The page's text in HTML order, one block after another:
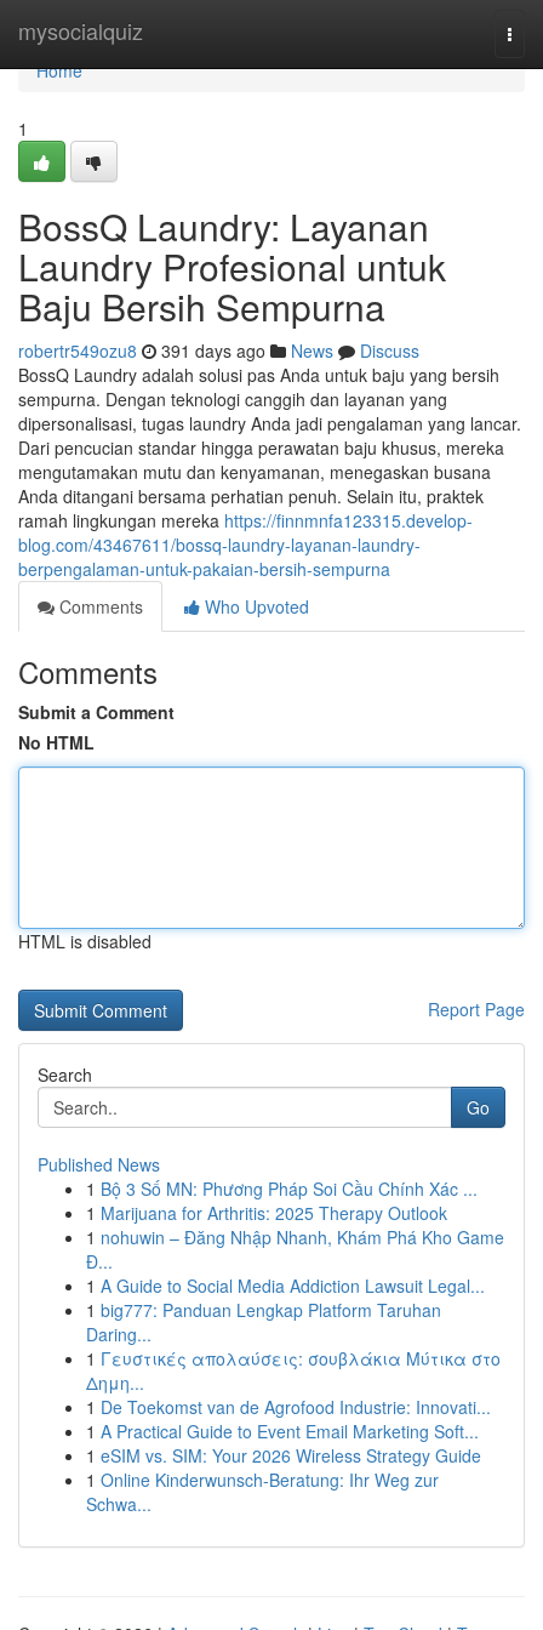
mysocialquiz
Home
Home
1
BossQ Laundry: Layanan
Laundry Profesional untuk
Baju Bersih Sempurna
robertr549ozu8 391 days ago News
Discuss
BossQ Laundry adalah solusi pas Anda untuk baju yang bersih
sempurna. Dengan teknologi canggih dan layanan yang
dipersonalisasi, tugas laundry Anda jadi pengalaman yang lancar.
Dari pencucian standar hingga perawatan baju khusus, mereka
mengutamakan mutu dan kenyamanan, menegaskan busana
Anda ditangani bersama perhatian penuh. Selain itu, praktek
ramah lingkungan mereka https://finnmnfa123315.develop-
blog.com/43467611/bossq-laundry-layanan-laundry-
berpengalaman-untuk-pakaian-bersih-sempurna
Comments
Who Upvoted
Comments
Submit a Comment
No HTML
HTML is disabled
Report Page
Search
Go
Published News
1 Bộ 3 Số MN: Phương Pháp Soi Cầu Chính Xác ...
1 Marijuana for Arthritis: 2025 Therapy Outlook
1 nohuwin – Đăng Nhập Nhanh, Khám Phá Kho Game
Đ...
1 A Guide to Social Media Addiction Lawsuit Legal...
1 big777: Panduan Lengkap Platform Taruhan
Daring...
1 Γευστικές απολαύσεις: σουβλάκια Μύτικα στο
Δημη...
1 De Toekomst van de Agrofood Industrie: Innovati...
1 A Practical Guide to Event Email Marketing Soft...
1 eSIM vs. SIM: Your 2026 Wireless Strategy Guide
1 Online Kinderwunsch-Beratung: Ihr Weg zur
Schwa...